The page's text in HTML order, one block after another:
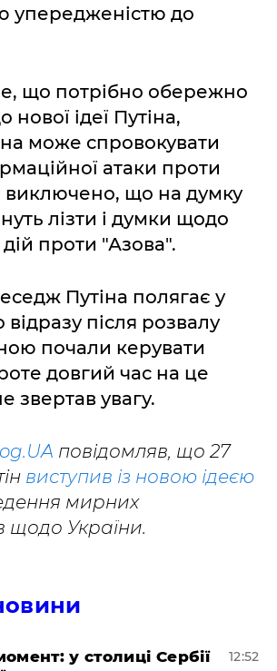
упередженістю до
що потрібно обережно
нової ідеї Путіна,
може спровокувати
атаки проти
виключено, що на думку
лізти і думки щодо
проти "Азова".
Путіна полягає у
відразу після розвалу
почали керувати
довгий час на це
звертав увагу.
повідомляв, що 27
виступив із новою ідеєю
мирних
щодо України.
у столиці Сербії
12:52